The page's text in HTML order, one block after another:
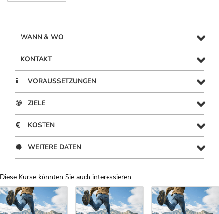
WANN & WO
KONTAKT
VORAUSSETZUNGEN
ZIELE
KOSTEN
WEITERE DATEN
Diese Kurse könnten Sie auch interessieren ...
Uber Weiterbildungsvorschläge